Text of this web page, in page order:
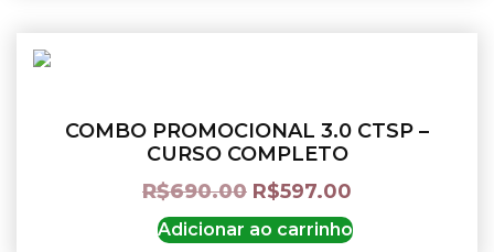
COMBO PROMOCIONAL 3.0 CTSP –
CURSO COMPLETO
R$690.00 R$597.00
Adicionar ao carrinho